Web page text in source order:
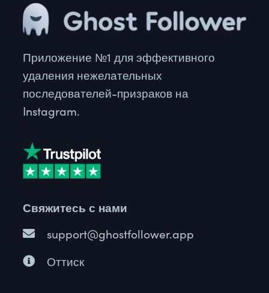
Приложение №1 для эффективного
удаления нежелательных
последователей-призраков на
Instagram.
Свяжитесь с нами
support@ghostfollower.app
Оттиск
Portuguese